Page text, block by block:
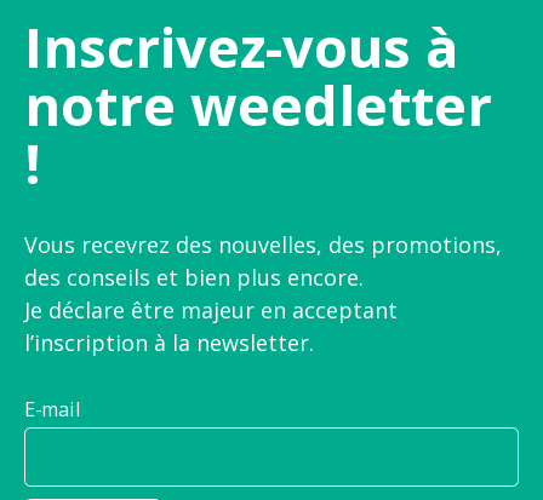
Inscrivez-vous à
notre weedletter
!
Vous recevrez des nouvelles, des promotions,
des conseils et bien plus encore.
Je déclare être majeur en acceptant
l’inscription à la newsletter.
E-mail